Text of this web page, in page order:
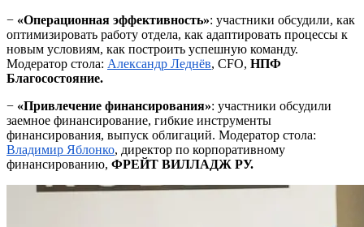
− «Операционная эффективность»: участники обсудили, как
оптимизировать работу отдела, как адаптировать процессы к
новым условиям, как построить успешную команду.
Модератор стола: Александр Леднёв, CFO, НПФ
Благосостояние.
− «Привлечение финансирования»: участники обсудили
заемное финансирование, гибкие инструменты
финансирования, выпуск облигаций. Модератор стола:
Владимир Яблонко, директор по корпоративному
финансированию, ФРЕЙТ ВИЛЛАДЖ РУ.